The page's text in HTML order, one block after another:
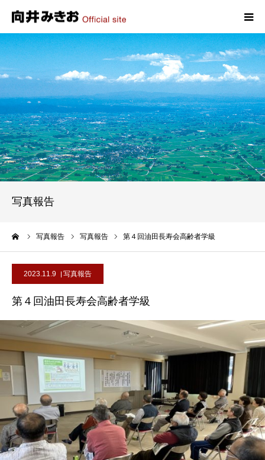
写真報告
写真報告 写真報告 第４回油田長寿会高齢者学級
2023.11.9 写真報告
第４回油田長寿会高齢者学級
HOME
プロフィール
政策
活動報告